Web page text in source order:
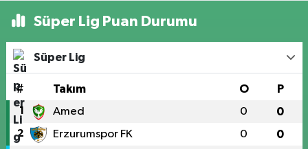
Süper Lig Puan Durumu
Süper Lig
# Takım O P
1 Amed 0 0
2 Erzurumspor FK 0 0